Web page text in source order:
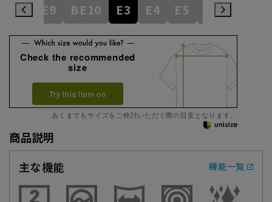
BE9 BE10 E3 E4 E5 E6
Check the recommended
size
Try this item on
あくまでもサイズをご検討いただく際の目安となります。
商品説明
主な機能
機能一覧